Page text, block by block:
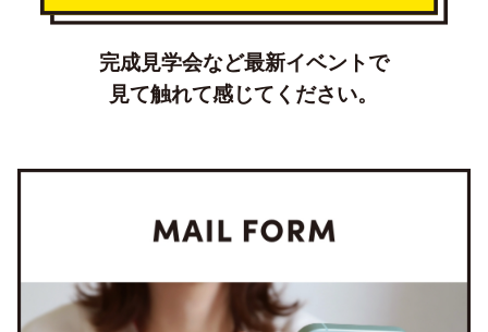
完成見学会など最新イベントで
見て触れて感じてください。